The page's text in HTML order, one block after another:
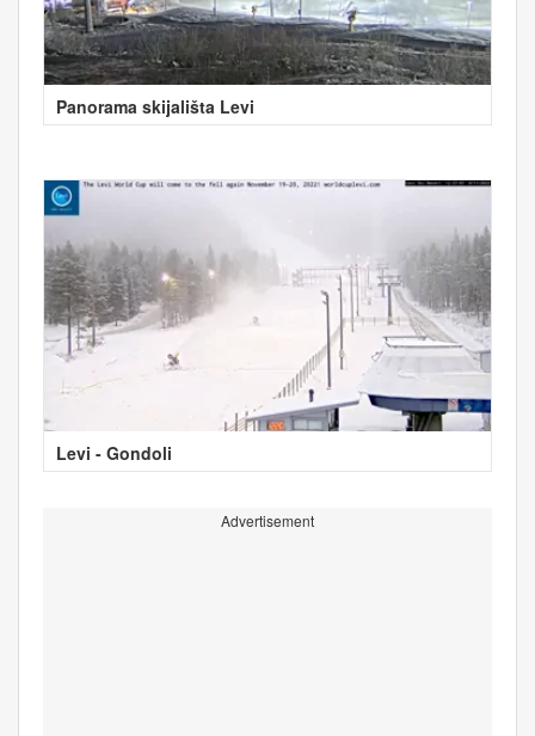
Panorama skijališta Levi
Levi - Gondoli
Advertisement